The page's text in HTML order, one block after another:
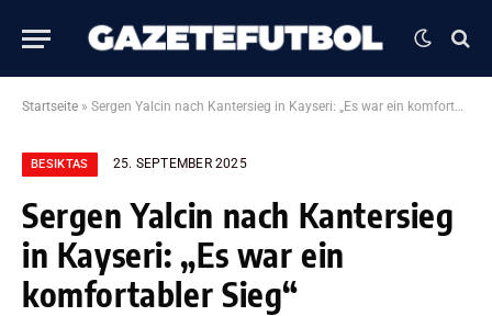
Startseite » Sergen Yalcin nach Kantersieg in Kayseri: „Es war ein komfortabler Sieg“
BESIKTAS 25. SEPTEMBER 2025
Sergen Yalcin nach Kantersieg
in Kayseri: „Es war ein
komfortabler Sieg“